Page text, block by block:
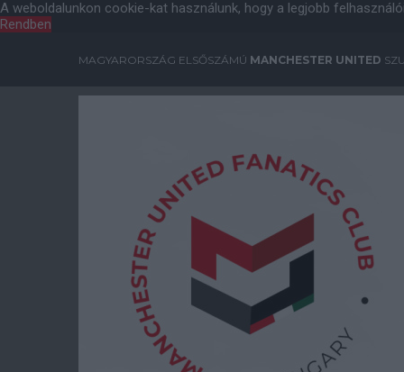
A weboldalunkon cookie-kat használunk, hogy a legjobb
Rendben
MAGYARORSZÁG ELSŐSZÁMÚ MANCHESTER UNITED